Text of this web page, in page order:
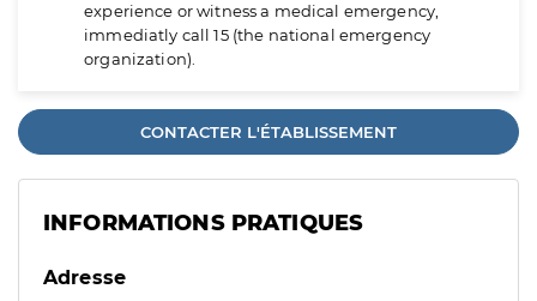
experience or witness a medical emergency,
immediatly call 15 (the national emergency
organization).
CONTACTER L'ÉTABLISSEMENT
INFORMATIONS PRATIQUES
Adresse